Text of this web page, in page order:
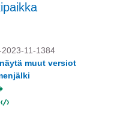
11-1384
näytä muut versiot